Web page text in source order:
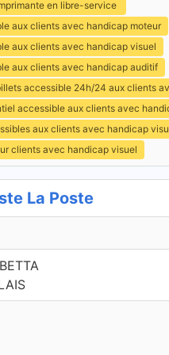
en libre-service
aux clients avec handicap moteur
aux clients avec handicap visuel
aux clients avec handicap auditif
accessible 24h/24 aux clients
accessible aux clients avec
aux clients avec handicap
clients avec handicap visuel
La Poste